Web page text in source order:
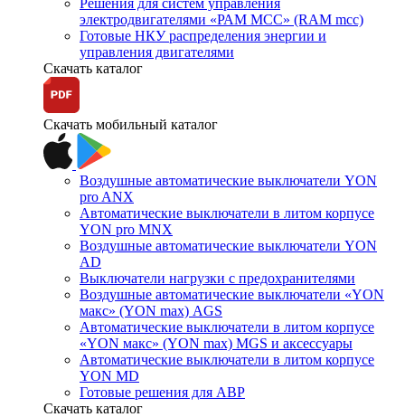
электродвигателями «РАМ МСС» (RAM mcc)
Готовые НКУ распределения энергии и
управления двигателями
Скачать каталог
Скачать мобильный каталог
Воздушные автоматические выключатели YON
pro ANX
Автоматические выключатели в литом корпусе
YON pro MNX
Воздушные автоматические выключатели YON
AD
Выключатели нагрузки с предохранителями
Воздушные автоматические выключатели «YON
макс» (YON max) AGS
Автоматические выключатели в литом корпусе
«YON макс» (YON max) MGS и аксессуары
Автоматические выключатели в литом корпусе
YON MD
Готовые решения для АВР
Скачать каталог